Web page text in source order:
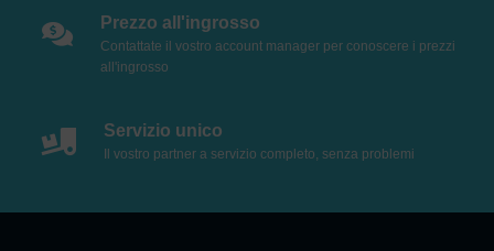
Prezzo all'ingrosso
Contattate il vostro account manager per conoscere i prezzi
all'ingrosso
Servizio unico
Il vostro partner a servizio completo, senza problemi